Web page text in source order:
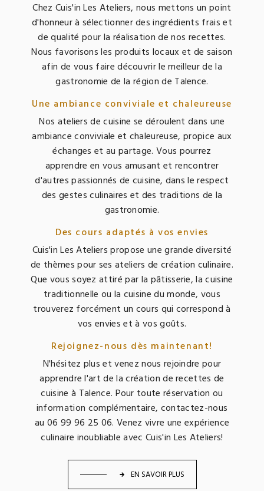
Chez Cuis'in Les Ateliers, nous mettons un point
d'honneur à sélectionner des ingrédients frais et
de qualité pour la réalisation de nos recettes.
Nous favorisons les produits locaux et de saison
afin de vous faire découvrir le meilleur de la
gastronomie de la région de Talence.
Une ambiance conviviale et chaleureuse
Nos ateliers de cuisine se déroulent dans une
ambiance conviviale et chaleureuse, propice aux
échanges et au partage. Vous pourrez
apprendre en vous amusant et rencontrer
d'autres passionnés de cuisine, dans le respect
des gestes culinaires et des traditions de la
gastronomie.
Des cours adaptés à vos envies
Cuis'in Les Ateliers propose une grande diversité
de thèmes pour ses ateliers de création culinaire.
Que vous soyez attiré par la pâtisserie, la cuisine
traditionnelle ou la cuisine du monde, vous
trouverez forcément un cours qui correspond à
vos envies et à vos goûts.
Rejoignez-nous dès maintenant!
N'hésitez plus et venez nous rejoindre pour
apprendre l'art de la création de recettes de
cuisine à Talence. Pour toute réservation ou
information complémentaire, contactez-nous
au 06 99 96 25 06. Venez vivre une expérience
culinaire inoubliable avec Cuis'in Les Ateliers!
EN SAVOIR PLUS